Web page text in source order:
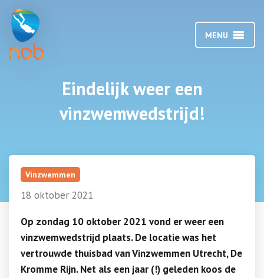
MENU
Eindelijk weer een
vinzwemwedstrijd!
Vinzwemmen
18 oktober 2021
Op zondag 10 oktober 2021 vond er weer een
vinzwemwedstrijd plaats. De locatie was het
vertrouwde thuisbad van Vinzwemmen Utrecht, De
Kromme Rijn. Net als een jaar (!) geleden koos de